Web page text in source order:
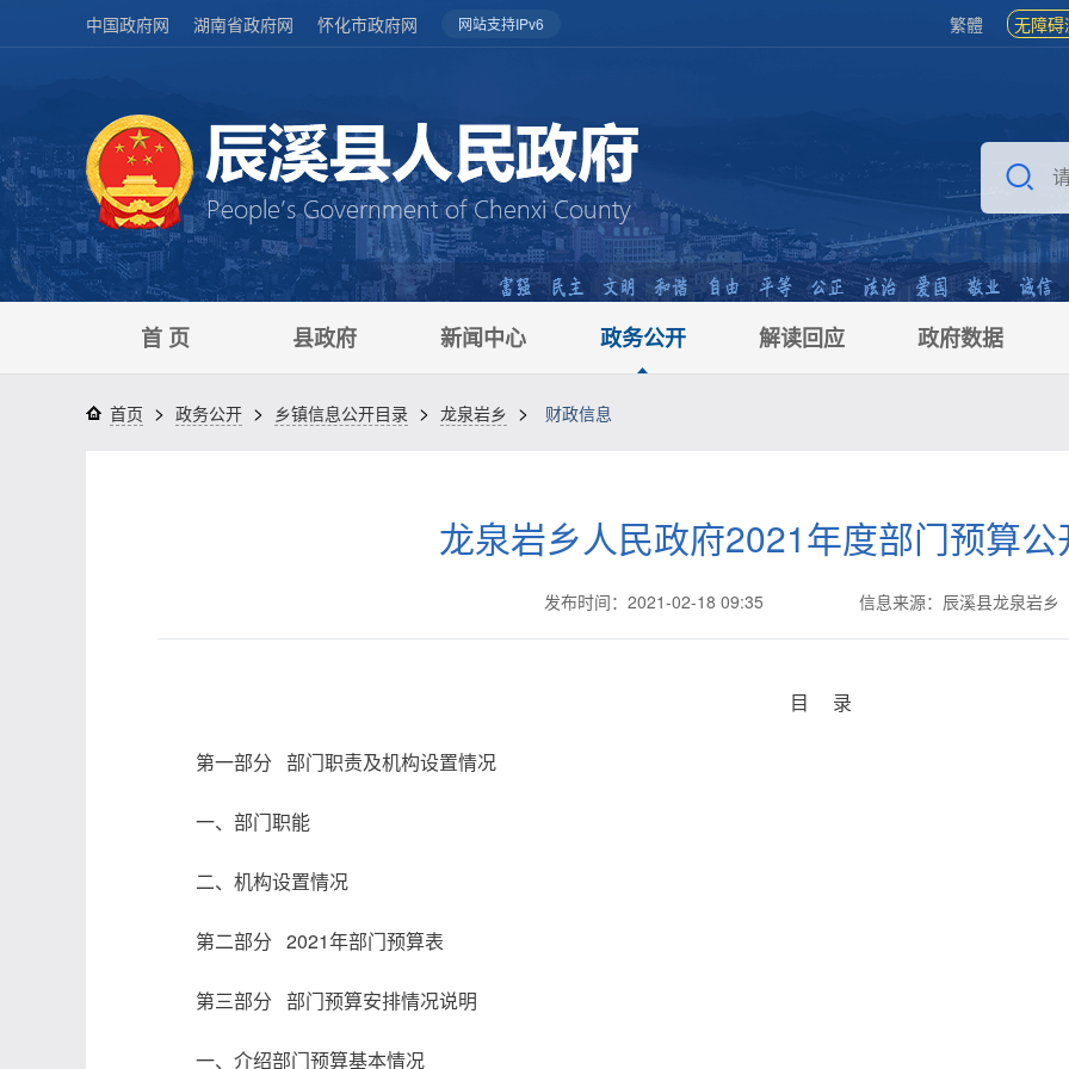
中国政府网 湖南省政府网 怀化市政府网 网站支持IPv6 繁體 无障碍
首 页 县政府 新闻中心 政务公开 解读回应 政府数据
首页 > 政务公开 > 乡镇信息公开目录 > 龙泉岩乡 > 财政信息
龙泉岩乡人民政府2021年度部门预算公
发布时间：2021-02-18 09:35 信息来源：辰溪县龙泉岩乡
目 录
第一部分 部门职责及机构设置情况
一、部门职能
二、机构设置情况
第二部分 2021年部门预算表
第三部分 部门预算安排情况说明
一、介绍部门预算基本情况